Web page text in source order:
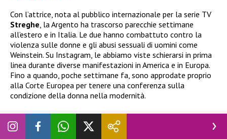
Con l’attrice, nota al pubblico internazionale per la serie TV
Streghe, la Argento ha trascorso parecchie settimane
all’estero e in Italia. Le due hanno combattuto contro la
violenza sulle donne e gli abusi sessuali di uomini come
Weinstein. Su Instagram, le abbiamo viste schierarsi in prima
linea durante diverse manifestazioni in America e in Europa.
Fino a quando, poche settimane fa, sono approdate proprio
alla Corte Europea per tenere una conferenza sulla
condizione della donna nella modernità.